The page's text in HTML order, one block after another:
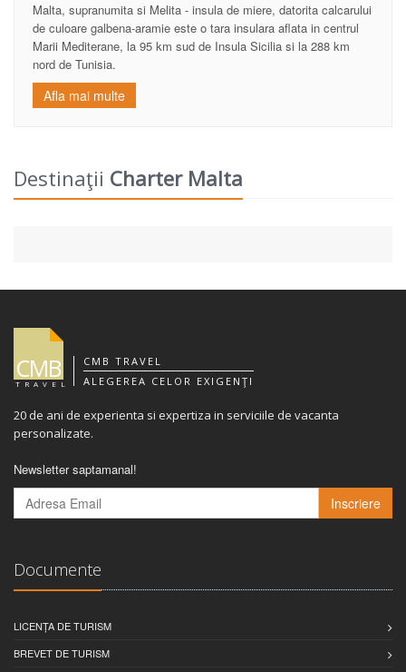
Malta, supranumita si Melita - insula de miere, datorita calcarului
de culoare galbena-aramie este o tara insulara aflata in centrul
Marii Mediterane, la 95 km sud de Insula Sicilia si la 288 km
nord de Tunisia.
Afla mai multe
Destinaţii Charter Malta
CMB
TRAVEL
CMB TRAVEL
ALEGEREA CELOR EXIGENŢI
20 de ani de experienta si expertiza in serviciile de vacanta
personalizate.
Newsletter saptamanal!
Inscriere
Documente
LICENȚA DE TURISM
BREVET DE TURISM